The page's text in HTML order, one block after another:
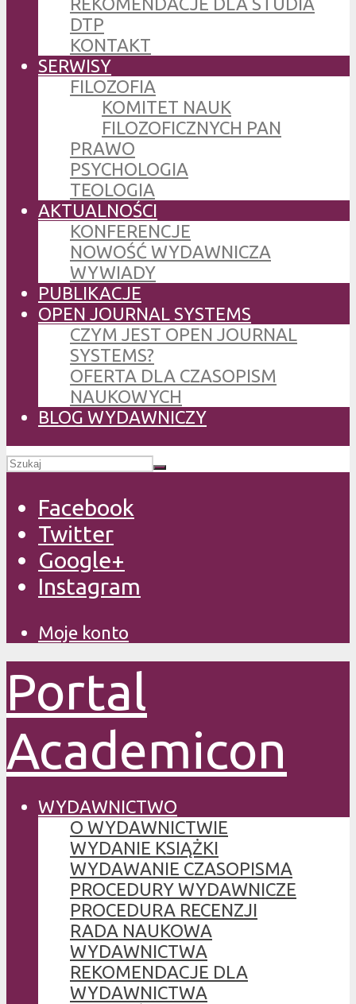
DTP
KONTAKT
SERWISY
FILOZOFIA
KOMITET NAUK
FILOZOFICZNYCH PAN
PRAWO
PSYCHOLOGIA
TEOLOGIA
AKTUALNOŚCI
KONFERENCJE
NOWOŚĆ WYDAWNICZA
WYWIADY
PUBLIKACJE
OPEN JOURNAL SYSTEMS
CZYM JEST OPEN JOURNAL
SYSTEMS?
OFERTA DLA CZASOPISM
NAUKOWYCH
BLOG WYDAWNICZY
Facebook
Twitter
Google+
Instagram
Moje konto
Portal
Academicon
WYDAWNICTWO
O WYDAWNICTWIE
WYDANIE KSIĄŻKI
WYDAWANIE CZASOPISMA
PROCEDURY WYDAWNICZE
PROCEDURA RECENZJI
RADA NAUKOWA
WYDAWNICTWA
REKOMENDACJE DLA
WYDAWNICTWA